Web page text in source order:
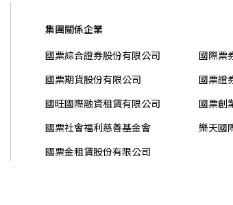
集團關係企業
國票綜合證券股份有限公司
國票期貨股份有限公司
國旺國際融資租賃有限公司
國票社會福利慈善基金會
國票金租賃股份有限公司
國際票
國票證
國票創
樂天國